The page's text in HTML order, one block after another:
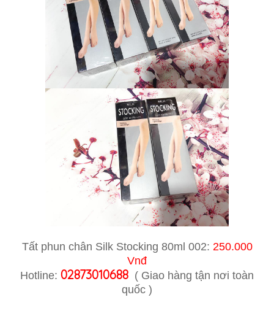
Tất phun chân Silk Stocking 80ml 002: 250.000
Vnđ
Hotline: 02873010688 ( Giao hàng tận nơi toàn
quốc )